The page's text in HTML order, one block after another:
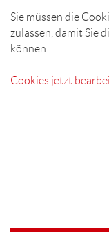
Sie müssen die
zulassen, damit Sie
können.
Cookies jetzt